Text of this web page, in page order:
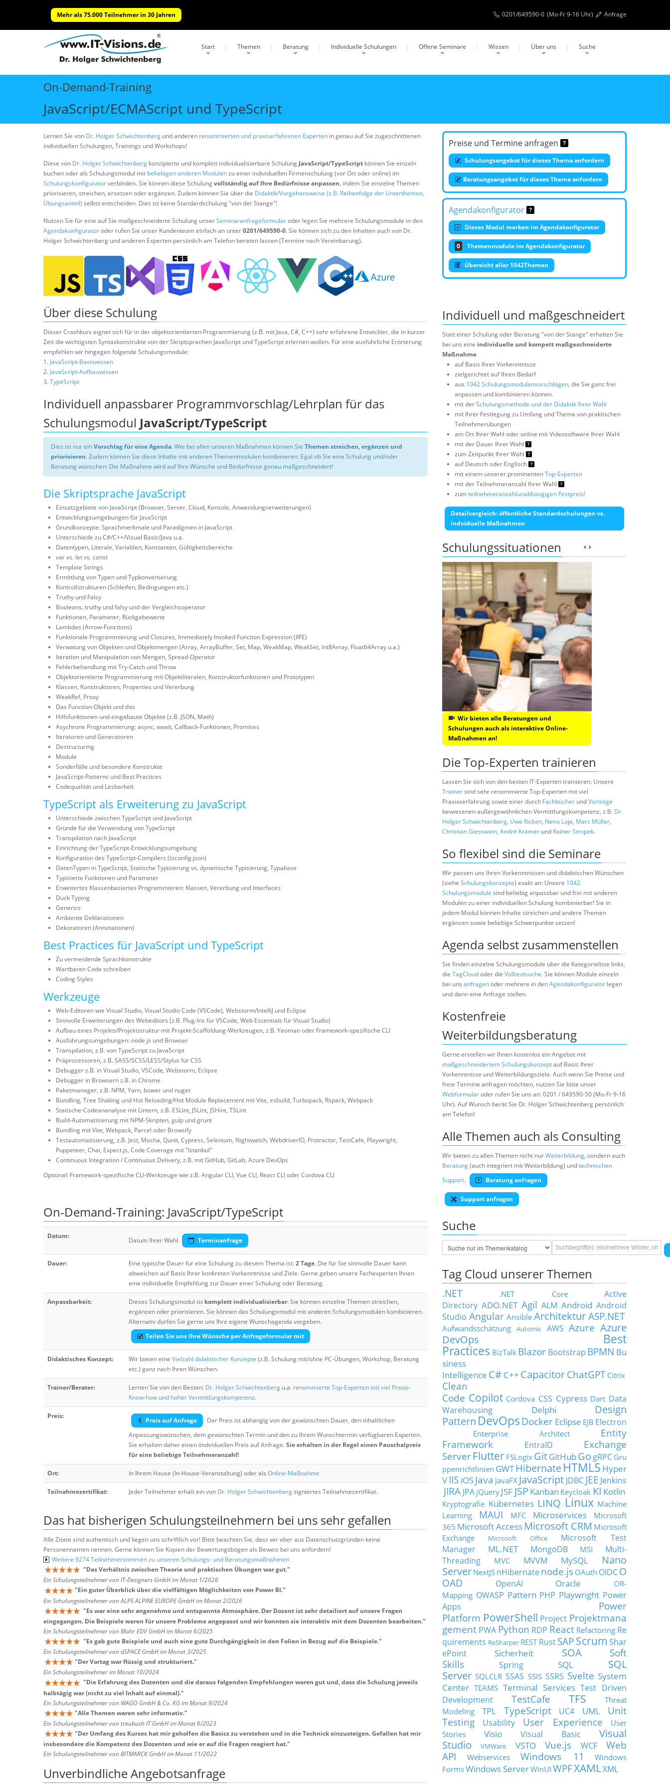
Mehr als 75.000 Teilnehmer in 30 Jahren 0201/649590-0 (Mo-Fr 9-16 Uhr) Anfrage
Start Themen Beratung Individuelle Schulungen Offene Seminare Wissen Über uns Suche
On-Demand-Training
JavaScript/ECMAScript und TypeScript
Lernen Sie von Dr. Holger Schwichtenberg und anderen renommierten und praxiserfahrenen Experten in genau auf Sie zugeschnittenen
individuellen Schulungen, Trainings und Workshops!
Diese von Dr. Holger Schwichtenberg konzipierte und komplett individualisierbare Schulung JavaScript/TypeScript können Sie einzeln
buchen oder als Schulungsmodul mit beliebigen anderen Modulenzu einer individuellen Firmenschulung (vor Ort oder online) im
Schulungskonfiguratorverbinden. Sie können diese Schulungvollständig auf Ihre Bedürfnisse anpassen, indem Sie einzelne Themen
priorisieren, streichen, ersetzen oder ergänzen. Zudem können Sie über die Didaktik/Vorgehensweise (z.B. Reihenfolge der Unterthemen,
Übungsanteil) selbst entscheiden. Dies ist keine Standardschulung "von der Stange"!
Nutzen Sie für eine auf Sie maßgeschneiderte Schulung unserSeminaranfrageformularoder legen Sie mehrere Schulungsmodule in den
Agendakonfiguratoroder rufen Sie unser Kundenteam einfach an unter0201/649590-0. Sie können sich zu den Inhalten auch von Dr.
Holger Schwichtenberg und anderen Experten persönlich am Telefon beraten lassen (Termine nach Vereinbarung).
Preise und Termine anfragen
Schulungsangebot für dieses Thema anfordern
Beratungsangebot für dieses Thema anfordern
Agendakonfigurator
Dieses Modul merken im Agendakonfigurator
0 Themenmodule im Agendakonfigurator
Übersicht aller 1042Themen
Über diese Schulung
Dieser Crashkurs eignet sich für in der objektorientierten Programmierung (z.B. mit Java, C#, C++) sehr erfahrene Entwickler, die in kurzer
Zeit die wichtigsten Syntaxkonstrukte von der Skriptsprachen JavaScript und TypeScript erlernen wollen. Für eine ausführliche Erörterung
empfehlen wir hingegen folgende Schulungsmodule:
1. JavaScript-Basiswissen
2. JavaScript-Aufbauwissen
3.TypeScript
Individuell anpassbarer Programmvorschlag/Lehrplan für das
Schulungsmodul JavaScript/TypeScript
Dies ist nur einVorschlag für eine Agenda. Wie bei allen unseren Maßnahmen können Sie Themen streichen, ergänzen und
priorisieren. Zudem können Sie diese Inhalte mit anderen Themenmodulen kombinieren. Egal ob Sie eine Schulung und/oder
Beratung wünschen: Die Maßnahme wird auf Ihre Wünsche und Bedürfnisse genau maßgeschneidert!
Die Skriptsprache JavaScript
Einsatzgebiete von JavaScript (Browser, Server, Cloud, Konsole, Anwendungserweiterungen)
Entwicklungsumgebungen für JavaScript
Grundkonzepte: Sprachmerkmale und Paradigmen in JavaScript
Unterschiede zu C#/C++/Visual Basic/Java u.a.
Datentypen, Literale, Variablen, Konstanten, Gültigkeitsbereiche
var vs. let vs. const
Template Strings
Ermittlung von Typen und Typkonvertierung
Kontrollstrukturen (Schleifen, Bedingungen etc.)
Truthy und Falsy
Booleans, truthy und falsy und der Vergleichsoperator
Funktionen, Parameter, Rückgabewerte
Lambdas (Arrow-Functions)
Funktionale Programmierung und Closures, Immediately Invoked Function Expression (IIFE)
Verwatung von Objekten und Objektmengen (Array, ArrayBuffer, Set, Map, WeakMap, WeakSet, Int8Array, Float64Array u.a.)
Iteration und Manipulation von Mengen, Spread-Operator
Fehlerbehandlung mit Try-Catch und Throw
Objektorientierte Programmierung mit Objektliteralen, Konstruktorfunktionen und Prototypen
Klassen, Konstruktoren, Properties und Vererbung
WeakRef, Proxy
Das Function-Objekt und this
Hilfsfunktionen und eingebaute Objekte (z.B. JSON, Math)
Asychrone Programmierung: async, await, Callback-Funktionen, Promises
Iteratoren und Generatoren
Destructuring
Module
Sonderfälle und besondere Konstrukte
JavaScript-Patterns und Best Practices
Codequalität und Lesbarkeit
TypeScript als Erweiterung zu JavaScript
Unterschiede zwischen TypeScript und JavaScript
Gründe für die Verwendung von TypeScript
Transpilation nach JavaScript
Einrichtung der TypeScript-Entwicklungsumgebung
Konfiguration des TypeScript-Compilers (tsconfig.json)
DatenTypen in TypeScript, Statische Typisierung vs. dynamische Typisierung, Typaliase
Typisierte Funktionen und Parameter
Erweitertes Klassenbasiertes Programmieren: Klassen, Vererbung und Interfaces
Duck Typing
Generics
Ambiente Deklarationen
Dekoratoren (Annotationen)
Best Practices für JavaScript und TypeScript
Zu vermeidende Sprachkonstrukte
Wartbaren Code schreiben
Coding Styles
Werkzeuge
Web-Editoren wie Visual Studio, Visual Studio Code (VSCode), Webstorm/IntelliJ und Eclipse
Sinnvolle Erweiterungen des Webeditors (z.B. Plug-Ins für VSCode, Web Essentials für Visual Studio)
Aufbau eines Projekts/Projektstruktur mit Projekt-Scaffoldung-Werkzeugen, z.B. Yeoman oder Framework-spezifische CLI
Ausführungsumgebungen: node.js und Browser
Transpilation, z.B. von TypeScript zu JavaScript
Präprozessoren, z.B. SASS/SCSS/LESS/Stylus für CSS
Debugger z.B. in Visual Studio, VSCode, Webstorm, Eclipse
Debugger in Browsern z.B. in Chrome
Paketmanager, z.B. NPM, Yarn, bower und nuget
Bundling, Tree Shaking und Hot Reloading/Hot Module Replacement mit Vite, esbuild, Turbopack, Rspack, Webpack
Statische-Codeananalyse mit Lintern, z.B. ESLint, JSLint, JSHint, TSLint
Build-Automatisierung mit NPM-Skripten, gulp und grunt
Bundling mit Vite, Webpack, Parcel oder Browsify
Testautomatisierung, z.B. Jest, Mocha, Qunit, Cypress, Selenium, Nightwatch, WebdriverIO, Protractor, TestCafe, Playwright,
Puppeteer, Chai, Expect.js, Code Coverage mit "Istanbul"
Continuous Integration / Continuous Delivery, z.B. mit GitHub, GitLab, Azure DevOps
Optional: Framework-spezifische CLI-Werkzeuge wie z.B. Angular CLI, Vue CLI, React CLI oder Cordova CLI
On-Demand-Training: JavaScript/TypeScript
Datum:
Datum Ihrer Wahl Terminanfrage
Dauer: Eine typische Dauer für eine Schulung zu diesem Thema ist:2 Tage. Die für Sie sinnvolle Dauer kann
abweichen auf Basis Ihrer konkreten Vorkenntnisse und Ziele. Gerne geben unsere Fachexperten Ihnen
eine individuelle Empfehlung zur Dauer einer Schulung oder Beratung.
Anpassbarkeit: Dieses Schulungsmodul ist komplett individualisierbar: Sie können einzelne Themen streichen,
ergänzen oder priorisieren. Sie können das Schulungsmodul mit anderen Schulungsmodulen kombinieren.
Alternativ dürfen Sie gerne uns Ihre eigene Wunschagenda vorgeben.
Teilen Sie uns Ihre Wünsche per Anfrageformular mit
Didaktisches Konzept: Wir bieten eine Vielzahl didaktischer Konzepte (z.B. Schulung mit/ohne PC-Übungen, Workshop, Beratung
etc.) ganz nach Ihren Wünschen.
Trainer/Berater: Lernen Sie von den Besten: Dr. Holger Schwichtenberg u.a. renommierte Top-Experten mit viel Praxis-
Know-how und hoher Vermittlungskompetenz.
Preis:
Preis auf Anfrage
Der Preis ist abhängig von der gewünschten Dauer, den inhaltlichen
Anpassungswünschen, dem gewünschten Termin und den zu Ihrem Wunschtermin verfügbaren Experten.
Sie erhalten daher einen iindviduellen Preis auf Anfrage.Sie erhalten in der Regel einen Pauschalpreis
für eine beliebige Teilnehmeranzahl!
Ort: In Ihrem Hause (In-House-Veranstaltung) oder als Online-Maßnahme
Teilnahmezertifikat: Jeder Teilnehmer erhält ein von Dr. Holger Schwichtenbergsigniertes Teilnahmezertifikat.
Das hat bisherigen Schulungsteilnehmern bei uns sehr gefallen
Alle Zitate sind authentisch und liegen uns schriftlich vor! Bitte beachten Sie, dass wir aber aus Datenschutzgründen keine
Personennamen nennen. Gerne können Sie Kopien der Bewertungsbögen als Beweis bei uns anfordern!
Weitere 9274 Teilnehmerstimmen zu unseren Schulungs- und Beratungsmaßnahmen
"Das Verhältnis zwischen Theorie und praktischen Übungen war gut."
Ein Schulungsteilnehmer von IT-Designers GmbH im Monat 1/2026
"Ein guter Überblick über die vielfältigen Möglichkeiten von Power BI."
Ein Schulungsteilnehmer von ALPS ALPINE EUROPE GmbH im Monat 2/2026
"Es war eine sehr angenehme und entspannte Atmosphäre. Der Dozent ist sehr detailiert auf unsere Fragen
eingegangen. Die Beispiele waren für unsere Probleme angepasst und wir konnten sie interaktiv mit dem Dozenten bearbeiten."
Ein Schulungsteilnehmer von Mahr EDV GmbH im Monat 6/2025
"Es gab gute Beispiele und auch eine gute Durchgängigkeit in den Folien in Bezug auf die Beispiele."
Ein Schulungsteilnehmer von dSPACE GmbH im Monat 3/2025
"Der Vortag war flüssig und strukturiert."
Ein Schulungsteilnehmer im Monat 10/2024
"Die Erfahrung des Dozenten und die daraus folgenden Empfehlungen waren gut und, dass die Schulung jeweils
halbtägig war (nicht zu viel Inhalt auf einmal)."
Ein Schulungsteilnehmer von WAGO GmbH & Co. KG im Monat 9/2024
"Alle Themen waren sehr informativ."
Ein Schulungsteilnehmer von treubuch IT GmbH im Monat 6/2023
"Der Umfang des Kurses hat mir geholfen die Basics zu verstehen und in die Technick einzusteigen. Gefallen hat mir
insbesondere die Kompetenz des Dozenten und wie er auf die Fragen reagiert hat."
Ein Schulungsteilnehmer von BITMARCK GmbH im Monat 11/2022
Unverbindliche Angebotsanfrage
Individuell und maßgeschneidert
Statt einer Schulung oder Beratung "von der Stange" erhalten Sie
bei uns eine individuelle und kompett maßgeschneiderte
Maßnahme
auf Basis Ihrer Vorkenntnisse
zielgerichtet auf Ihren Bedarf
aus 1042 Schulungsmodulenvorschlägen, die Sie ganz frei
anpassen und kombinieren können.
mit derSchulungsmethode und der Didaktik Ihrer Wahl
mit Ihrer Festlegung zu Umfang und Thema von praktischen
Teilnehmerübungen
am Ort Ihrer Wahl oder online mit Videosoftware Ihrer Wahl
mit der Dauer Ihrer Wahl
zum Zeitpunkt Ihrer Wahl
auf Deutsch oder Englisch
mit einem unserer prominentenTop-Experten
mit der Teilnehmeranzahl Ihrer Wahl
zumteilnehmeranzahlunabhängigen Festpreis!
Detailvergleich: öffentliche Standardschulungen vs.
indviduelle Maßnahmen
Schulungssituationen
Wir bieten alle Beratungen und
Schulungen auch als interaktive Online-
Maßnahmen an!
Die Top-Experten trainieren
Lassen Sie sich von den besten IT-Experten trainieren: Unsere
Trainersind sehr renommierte Top-Experten mit viel
Praxixserfahrung sowie einer durch Fachbücher undVorträge
bewiesenen außergewöhnlichen Vermittlungskompetenz, z.B. Dr.
Holger Schwichtenberg, Uwe Ricken, Neno Loje, Marc Müller,
Christian Giesswein, André Krämer und Rainer Stropek.
So flexibel sind die Seminare
Wir passen uns Ihren Vorkenntnissen und didaktischen Wünschen
(siehe Schulungskonzepte) exakt an: Unsere 1042
Schulungsmodule sind beliebig anpassbar und frei mit anderen
Modulen zu einer individuellen Schulung kombinierbar! Sie in
jedem Modul können Inhalte streichen und andere Themen
ergänzen sowie beliebige Schwerpunkte setzen!
Agenda selbst zusammenstellen
Sie finden einzelne Schulungsmodule über die Kategorieliste links,
die TagCloudoder die Volltextsuche. Sie können Module einzeln
bei uns anfragenoder mehrere in denAgendakonfigurator legen
und dann eine Anfrage stellen.
Kostenfreie
Weiterbildungsberatung
Gerne erstellen wir Ihnen kostenlos ein Angebot mit
maßgeschneidertem Schulungskonzeptauf Basis Ihrer
Vorkenntnisse und Weiterbildungsziele. Auch wenn Sie Preise und
freie Termine anfragen möchten, nutzen Sie bitte unser
Webformularoder rufen Sie uns an: 0201 / 649590-50 (Mo-Fr 9-16
Uhr). Auf Wunsch berät Sie Dr. Holger Schwichtenberg persönlich
am Telefon!
Alle Themen auch als Consulting
Wir bieten zu allen Themen nicht nurWeiterbildung, sondern auch
Beratung(auch integriert mit Weiterbildung) undtechnischen
Support. Beratung anfragen
Support anfragen
Suche
Tag Cloud unserer Themen
.NET .NET Core
Active
Directory ADO.NET Agil ALM Android Android
Studio Angular Ansible Architektur ASP.NET
Aufwandsschätzung Automic AWS Azure Azure
DevOps
Best
Practices BizTalk Blazor Bootstrap BPMN Bu
siness
Intelligence C# C++ Capacitor ChatGPT Citrix
Clean
Code Copilot Cordova CSS Cypress Dart Data
Warehousing
Delphi
Design
Pattern DevOps Docker Eclipse EJB Electron
Enterprise Architect
Entity
Framework
EntraID
Exchange
Server Flutter FSLogix GitGitHubGo gRPC Gru
ppenrichtlinien GWT HibernateHTML5 Hyper
VIIS iOSJava JavaFX JavaScript JDBC JEE Jenkins
JIRA JPA jQuery JSF JSP Kanban Keycloak KI Kotlin
Kryptografie Kubernetes LINQ Linux Machine
Learning
MAUI MFC Microservices
Microsoft
365 Microsoft Access Microsoft CRM Microsoft
Exchange
Microsoft Office
Microsoft Test
Manager
ML.NET MongoDB MSI
Multi-
Threading
MVC MVVM MySQL
Nano
Server NextJS nHibernatenode.js OAuth OIDCO
OAD
OpenAI Oracle
OR-
Mapping OWASP Pattern PHP Playwright Power
Apps
Power
Platform PowerShell Project Projektmana
gement PWA Python RDP React Refactoring Re
quirements ReSharper REST Rust SAP Scrum Shar
ePoint
Sicherheit SOA
Soft
Skills
Spring SQL
SQL
Server SQLCLR SSAS SSIS SSRS Svelte System
Center TEAMS Terminal Services Test Driven
Development
TestCafe TFS
Threat
Modeling
TPL TypeScript UC4 UML
Unit
Testing
Usability User Experience
User
Stories
Visio Visual Basic
Visual
Studio
VMWare VSTO Vue.js WCF
Web
API
Webservices Windows 11
Windows
FormsWindows ServerWinUI WPFXAMLXML